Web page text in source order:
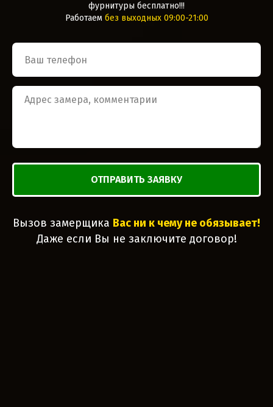
фурнитуры бесплатно!!!
Работаем без выходных 09:00-21:00
ОТПРАВИТЬ ЗАЯВКУ
Вызов замерщика Вас ни к чему не обязывает!
Даже если Вы не заключите договор!